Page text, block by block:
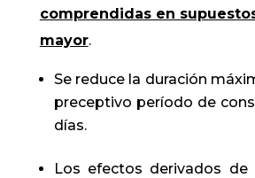
comprendidas en
mayor.
Se reduce la duración
preceptivo período de
días.
Los efectos derivados de